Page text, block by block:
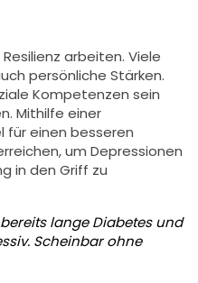
arbeiten. Viele
persönliche Stärken.
Kompetenzen sein
Mithilfe einer
für einen besseren
um Depressionen
in den Griff zu
lange Diabetes und
Scheinbar ohne